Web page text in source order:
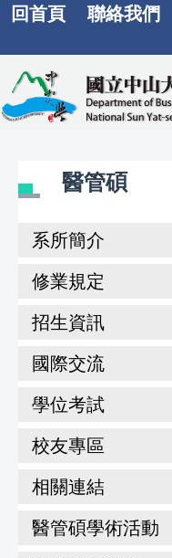
跳
內
容
回首頁 聯絡我們
醫管碩
系所簡介
修業規定
招生資訊
國際交流
學位考試
校友專區
相關連結
醫管碩學術活動